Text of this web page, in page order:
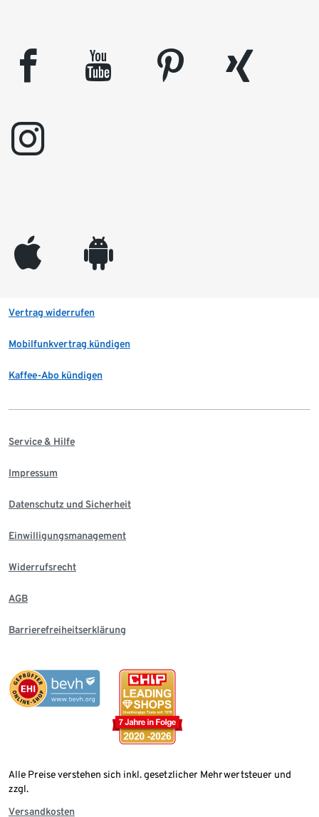
facebook youtube pinterest
xing
instagram
appleinc android
Vertrag widerrufen
Mobilfunkvertrag kündigen
Kaffee-Abo kündigen
Service & Hilfe
Impressum
Datenschutz und Sicherheit
Einwilligungsmanagement
Widerrufsrecht
AGB
Barrierefreiheitserklärung
Alle Preise verstehen sich inkl. gesetzlicher Mehrwertsteuer und
zzgl.
Versandkosten